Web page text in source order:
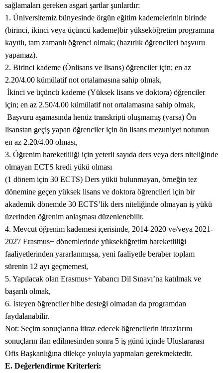
sağlamaları gereken asgari şartlar şunlardır:
1. Üniversitemiz bünyesinde örgün eğitim kademelerinin birinde
(birinci, ikinci veya üçüncü kademe)bir yükseköğretim programına
kayıtlı, tam zamanlı öğrenci olmak; (hazırlık öğrencileri başvuru
yapamaz).
2. Birinci kademe (Önlisans ve lisans) öğrenciler için; en az
2.20/4.00 kümülatif not ortalamasına sahip olmak,
İkinci ve üçüncü kademe (Yüksek lisans ve doktora) öğrenciler
için; en az 2.50/4.00 kümülatif not ortalamasına sahip olmak,
Başvuru aşamasında henüz transkripti oluşmamış (varsa) Ön
lisanstan geçiş yapan öğrenciler için ön lisans mezuniyet notunun
en az 2.20/4.00 olması,
3. Öğrenim hareketliliği için yeterli sayıda ders veya ders niteliğinde
olmayan ECTS kredi yükü olması
(1 dönem için 30 ECTS) Ders yükü bulunmayan, örneğin tez
dönemine geçen yüksek lisans ve doktora öğrencileri için bir
akademik dönemde 30 ECTS’lik ders niteliğinde olmayan iş yükü
üzerinden öğrenim anlaşması düzenlenebilir.
4. Mevcut öğrenim kademesi içerisinde, 2014-2020 ve/veya 2021-
2027 Erasmus+ dönemlerinde yükseköğretim hareketliliği
faaliyetlerinden yararlanmışsa, yeni faaliyetle beraber toplam
sürenin 12 ayı geçmemesi,
5. Yapılacak olan Erasmus+ Yabancı Dil Sınavı’na katılmak ve
başarılı olmak,
6. İsteyen öğrenciler hibe desteği olmadan da programdan
faydalanabilir.
Not: Seçim sonuçlarına itiraz edecek öğrencilerin itirazlarını
sonuçların ilan edilmesinden sonra 5 iş günü içinde Uluslararası
Ofis Başkanlığına dilekçe yoluyla yapmaları gerekmektedir.
E. Değerlendirme Kriterleri: